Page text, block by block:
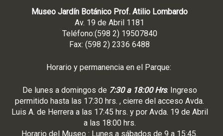
Museo Jardín Botánico Prof. Atilio Lombardo
Av. 19 de Abril 1181
Teléfono:(598 2) 19507840
Fax: (598 2) 2336 6488
Horario y permanencia en el Parque:
De lunes a domingos de 7:30 a 18:00 Hrs. Ingreso
permitido hasta las 17:30 hrs. , cierre del acceso Avda.
Luis A. de Herrera a las 17:45 hrs. y por Avda. 19 de Abril
a las 18:00 hrs.
Horario del Museo : Lunes a sábados de 9 a 15:45.